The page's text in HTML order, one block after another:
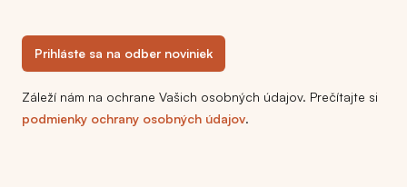
Prihláste sa na odber noviniek
Záleží nám na ochrane Vašich osobných údajov. Prečítajte si
podmienky ochrany osobných údajov.